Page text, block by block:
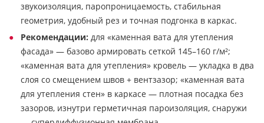
звукоизоляция, паропроницаемость, стабильная
геометрия, удобный рез и точная подгонка в каркас.
Рекомендации: для «каменная вата для утепления
фасада» — базово армировать сеткой 145–160 г/м²;
«каменная вата для утепления» кровель — укладка в два
слоя со смещением швов + вентзазор; «каменная вата
для утепления стен» в каркасе — плотная посадка без
зазоров, изнутри герметичная пароизоляция, снаружи